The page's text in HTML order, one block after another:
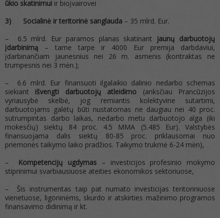
ūkio skatinimui ir bioįvairovei
3) Socialinė ir teritorinė sanglauda – 35 mlrd. Eur.
– 6.5 mlrd. Eur paramos planas skatinant jaunų darbuotojų
įdarbinimą – tame tarpe ir 4000 Eur premija darbdaviui,
įdarbinančiam jaunesnius nei 26 m. asmenis (kontraktas ne
trumpesnis nei 3 mėn.);
– 6.6 mlrd. Eur finansuoti ilgalaikio dalinio nedarbo schemas
siekiant išvengti darbuotojų atleidimo (anksčiau Prancūzijos
vyriausybė skelbė, jog remiantis kolektyvine sutartimi,
darbuotojams galėtų būti nustatomas ne daugiau nei 40 proc.
sutrumpintas darbo laikas, nedarbo metu darbuotojo alga (iki
mokesčių) siektų 84 proc. 4.5 MMA (5.485 Eur). Valstybės
finansuojama dalis siektų 80-85 proc. priklausomai nuo
priemonės taikymo laiko pradžios. Taikymo trukmė 6-24 mėn),
– Kompetencijų ugdymas – investicijos profesinio mokymo
stiprinimui svarbiausiuose ateities ekonomikos sektoriuose,
– Šis instrumentas taip pat numato investicijas teritoriniuose
vienetuose, ligoninėms, skurdo ir atskirties mažinimo programos
finansavimo didinimą ir kt.